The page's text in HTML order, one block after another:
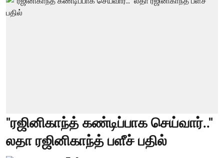
"ரஜினிகாந்த் கண்டிப்பாக செய்வார்.."
லதா ரஜினிகாந்த் பளீச் பதில்